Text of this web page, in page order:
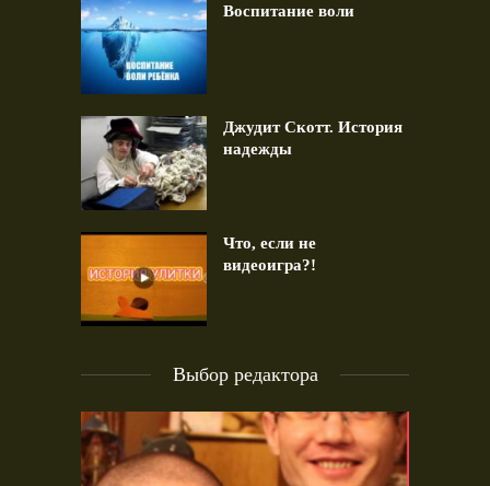
Воспитание воли
Джудит Скотт. История
надежды
Что, если не
видеоигра?!
Выбор редактора